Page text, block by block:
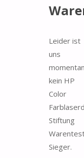
Leider ist
uns
momentan
kein HP
Color
Stiftung
Sieger.